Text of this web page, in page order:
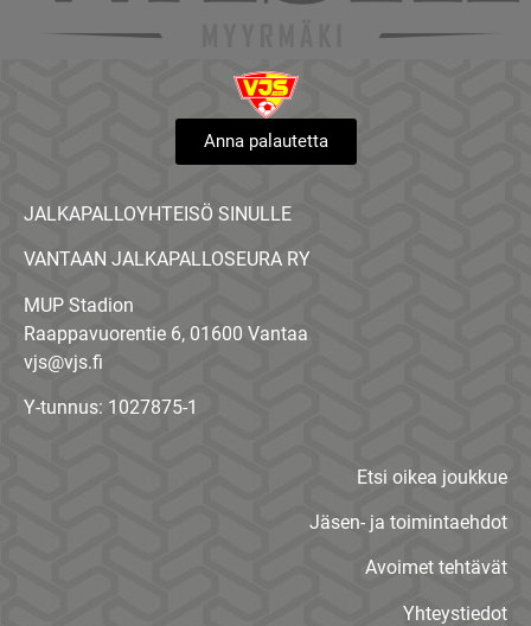
Anna palautetta
JALKAPALLOYHTEISÖ SINULLE
VANTAAN JALKAPALLOSEURA RY
MUP Stadion
Raappavuorentie 6, 01600 Vantaa
vjs@vjs.fi
Y-tunnus: 1027875-1
Etsi oikea joukkue
Jäsen- ja toimintaehdot
Avoimet tehtävät
Yhteystiedot